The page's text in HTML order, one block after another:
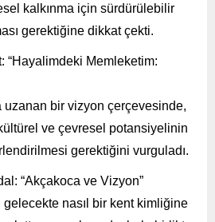
kalkınma için sürdürülebilir
gerektiğine dikkat çekti.
“Hayalimdeki Memleketim:
uzanan bir vizyon çerçevesinde,
ve çevresel potansiyelinin
gerektiğini vurguladı.
“Akçakoca ve Vizyon”
gelecekte nasıl bir kent kimliğine